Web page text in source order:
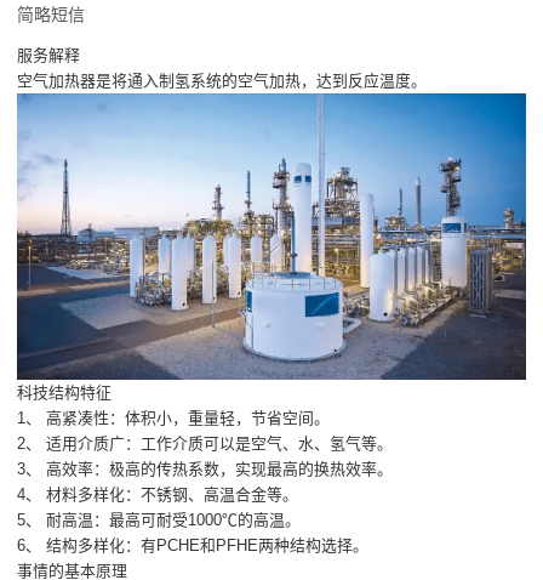
简略短信
服务解释
空气加热器是将通入制氢系统的空气加热，达到反应温度。
科技结构特征
1、 高紧凑性：体积小，重量轻，节省空间。
2、 适用介质广：工作介质可以是空气、水、氢气等。
3、 高效率：极高的传热系数，实现最高的换热效率。
4、 材料多样化：不锈钢、高温合金等。
5、 耐高温：最高可耐受1000℃的高温。
6、 结构多样化：有PCHE和PFHE两种结构选择。
事情的基本原理